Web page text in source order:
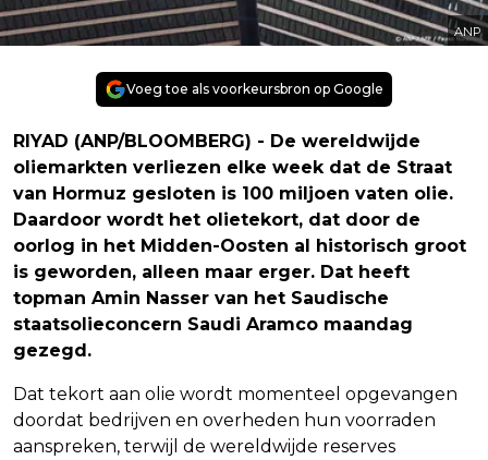
ANP
Voeg toe als voorkeursbron op Google
RIYAD (ANP/BLOOMBERG) - De wereldwijde
oliemarkten verliezen elke week dat de Straat
van Hormuz gesloten is 100 miljoen vaten olie.
Daardoor wordt het olietekort, dat door de
oorlog in het Midden-Oosten al historisch groot
is geworden, alleen maar erger. Dat heeft
topman Amin Nasser van het Saudische
staatsolieconcern Saudi Aramco maandag
gezegd.
Dat tekort aan olie wordt momenteel opgevangen
doordat bedrijven en overheden hun voorraden
aanspreken, terwijl de wereldwijde reserves